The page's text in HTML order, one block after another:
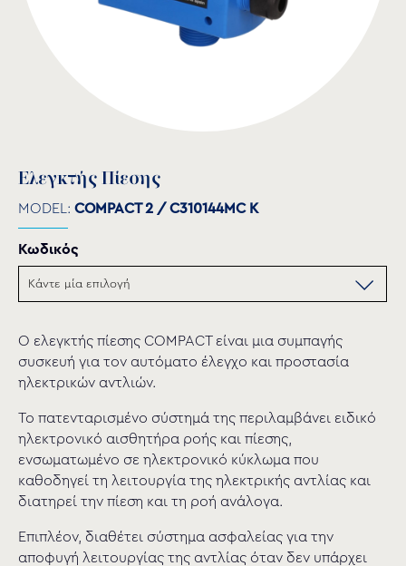
Ελεγκτής Πίεσης
MODEL: COMPACT 2 / C310144MC K
Κωδικός
O ελεγκτής πίεσης COMPACT είναι μια συμπαγής
συσκευή για τον αυτόματο έλεγχο και προστασία
ηλεκτρικών αντλιών.
Το πατενταρισμένο σύστημά της περιλαμβάνει ειδικό
ηλεκτρονικό αισθητήρα ροής και πίεσης,
ενσωματωμένο σε ηλεκτρονικό κύκλωμα που
καθοδηγεί τη λειτουργία της ηλεκτρικής αντλίας και
διατηρεί την πίεση και τη ροή ανάλογα.
Επιπλέον, διαθέτει σύστημα ασφαλείας για την
αποφυγή λειτουργίας της αντλίας όταν δεν υπάρχει